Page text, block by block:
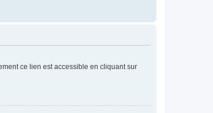
ce lien est accessible en cliquant sur